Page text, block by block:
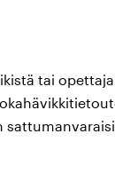
tai